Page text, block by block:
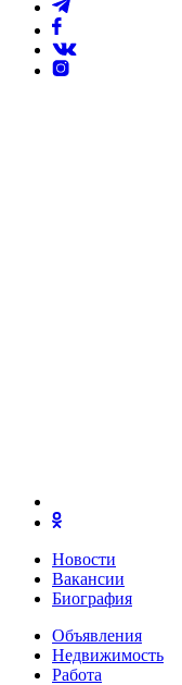
Новости
Вакансии
Биография
Объявления
Недвижимость
Работа